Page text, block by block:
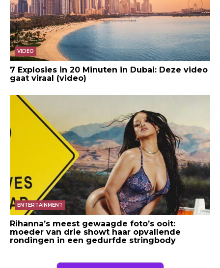
VIDEO
7 Explosies in 20 Minuten in Dubai: Deze video
gaat viraal (video)
ENTERTAINMENT
Rihanna’s meest gewaagde foto’s ooit:
moeder van drie showt haar opvallende
rondingen in een gedurfde stringbody